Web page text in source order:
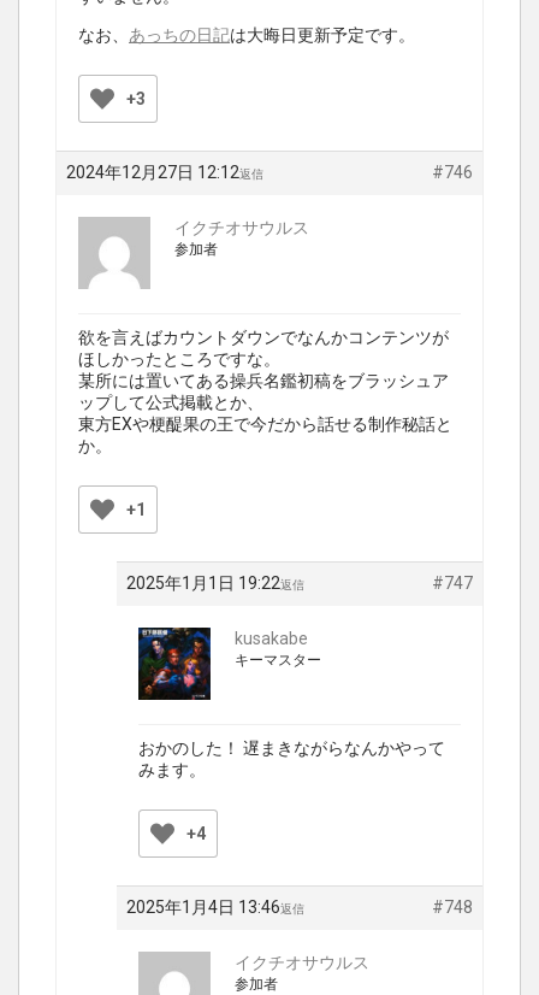
なお、 あっちの日記は大晦日更新予定です。
+3
2024年12月27日 12:12 #746
返信
イクチオサウルス
参加者
欲を言えばカウントダウンでなんかコンテンツが
ほしかったところですな。
某所には置いてある操兵名鑑初稿をブラッシュア
ップして公式掲載とか、
東方EXや梗醍果の王で今だから話せる制作秘話と
か。
+1
2025年1月1日 19:22 #747
返信
kusakabe
キーマスター
おかのした！ 遅まきながらなんかやって
みます。
+4
2025年1月4日 13:46 #748
返信
イクチオサウルス
参加者